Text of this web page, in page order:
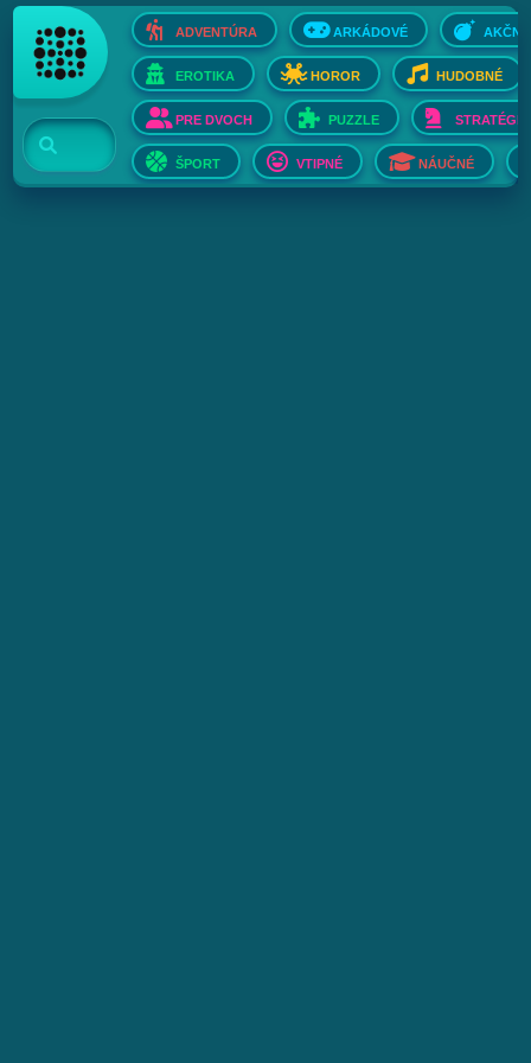
ADVENTÚRA ARKÁDOVÉ AKČNÉ
EROTIKA HOROR HUDOBNÉ
PRE DVOCH PUZZLE STRATÉGIE
ŠPORT VTIPNÉ NÁUČNÉ